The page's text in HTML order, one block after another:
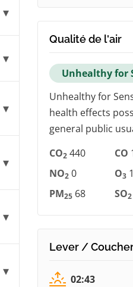
Qualité de l'air
Unhealthy for
Unhealthy for
health effects
general public
CO2 440 CO
NO2 0 O3
PM25 68 SO2
Lever /
02:43